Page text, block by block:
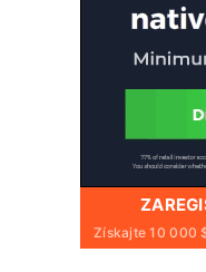
Získajte 10 000